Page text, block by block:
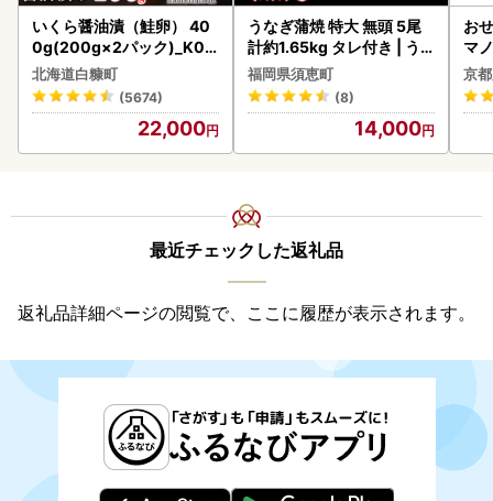
いくら醤油漬（鮭卵） 40
0g(200g×2パック)_K02
2-1676
北海道白糠町
(5674)
22,000
うなぎ蒲焼 特大 無頭 5尾
計約1.65kg タレ付き | う
なぎ蒲焼
福岡県須恵町
(8)
14,000
お
マ
京
最近チェックした返礼品
返礼品詳細ページの閲覧で、ここに履歴が表示されます。